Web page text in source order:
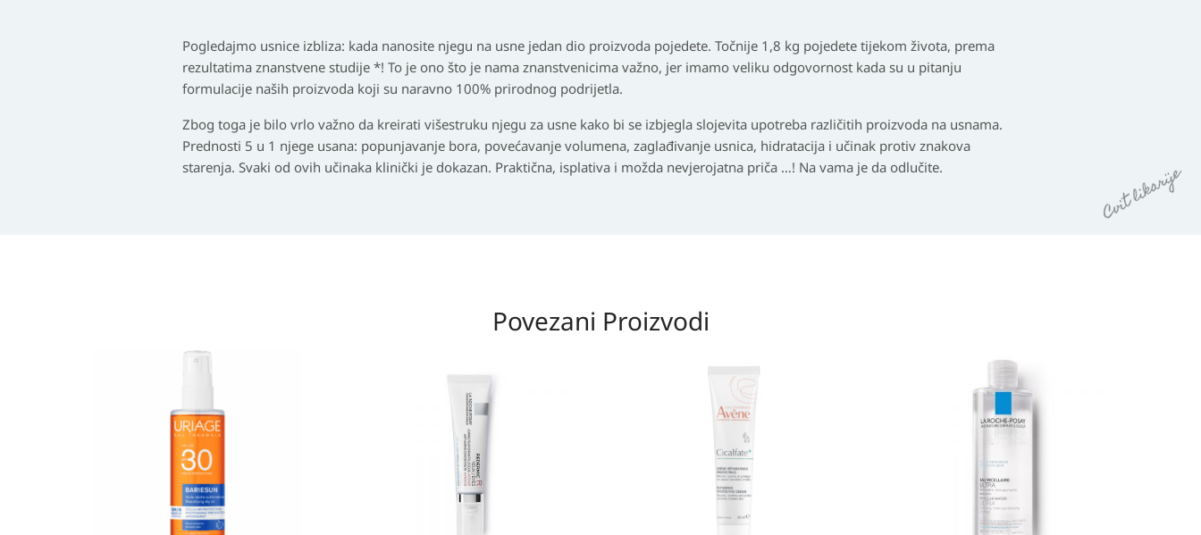
Pogledajmo usnice izbliza: kada nanosite njegu na usne jedan dio proizvoda pojedete. Točnije 1,8 kg pojedete tijekom života, prema
rezultatima znanstvene studije *! To je ono što je nama znanstvenicima važno, jer imamo veliku odgovornost kada su u pitanju
formulacije naših proizvoda koji su naravno 100% prirodnog podrijetla.
Zbog toga je bilo vrlo važno da kreirati višestruku njegu za usne kako bi se izbjegla slojevita upotreba različitih proizvoda na usnama.
Prednosti 5 u 1 njege usana: popunjavanje bora, povećavanje volumena, zaglađivanje usnica, hidratacija i učinak protiv znakova
starenja. Svaki od ovih učinaka klinički je dokazan. Praktična, isplativa i možda nevjerojatna priča …! Na vama je da odlučite.
Povezani Proizvodi